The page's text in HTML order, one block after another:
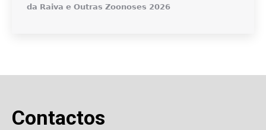
𝗱𝗮 𝗥𝗮𝗶𝘃𝗮 𝗲 𝗢𝘂𝘁𝗿𝗮𝘀 𝗭𝗼𝗼𝗻𝗼𝘀𝗲𝘀 𝟮𝟬𝟮𝟲
Contactos